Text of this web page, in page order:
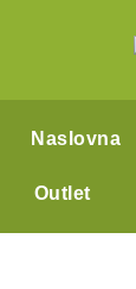
Naslovna
Outlet